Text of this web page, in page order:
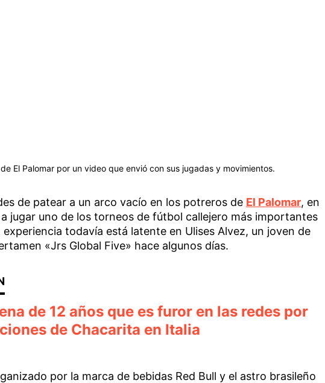
El Palomar por un video que envió con sus jugadas y movimientos.
de patear a un arco vacío en los potreros de El Palomar, en
jugar uno de los torneos de fútbol callejero más importantes
experiencia todavía está latente en Ulises Alvez, un joven de
«Jrs Global Five» hace algunos días.
de 12 años que es furor en las redes por
de Chacarita en Italia
por la marca de bebidas Red Bull y el astro brasileño